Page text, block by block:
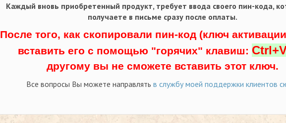
Каждый вновь приобретенный продукт, требует ввода своего пин-кода,
получаете в письме сразу после оплаты.
После того, как скопировали пин-код (ключ
вставить его с помощью "горячих" клавиш:
другому вы не сможете вставить этот ключ.
Все вопросы Вы можете направлять в службу моей поддержки клиентов